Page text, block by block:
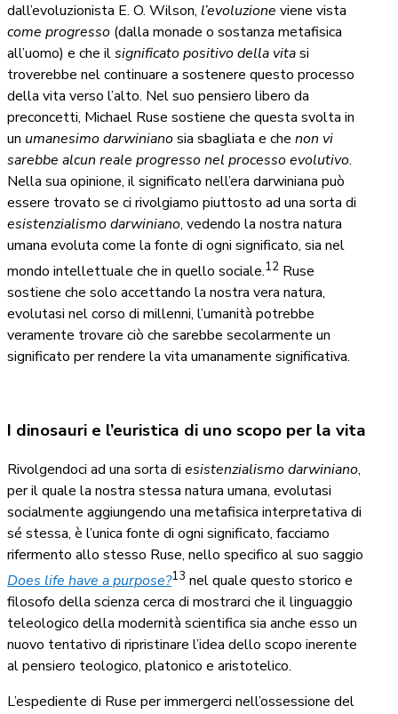
dall’evoluzionista E. O. Wilson, l’evoluzione viene vista
come progresso (dalla monade o sostanza metafisica
all’uomo) e che ilsignificato positivo della vitasi
troverebbe nel continuare a sostenere questo processo
della vita verso l’alto. Nel suo pensiero libero da
preconcetti, Michael Ruse sostiene che questa svolta in
un umanesimo darwinianosia sbagliata e che non vi
sarebbe alcun reale progresso nel processo evolutivo.
Nella sua opinione, il significato nell’era darwiniana può
essere trovato se ci rivolgiamo piuttosto ad una sorta di
esistenzialismo darwiniano, vedendo la nostra natura
umana evoluta come la fonte di ogni significato, sia nel
mondo intellettuale che in quello sociale.12 Ruse
sostiene che solo accettando la nostra vera natura,
evolutasi nel corso di millenni, l’umanità potrebbe
veramente trovare ciò che sarebbe secolarmente un
significato per rendere la vita umanamente significativa.
I dinosauri e l’euristica di uno scopo per la vita
Rivolgendoci ad una sorta di esistenzialismo darwiniano,
per il quale la nostra stessa natura umana, evolutasi
socialmente aggiungendo una metafisica interpretativa di
sé stessa, è l’unica fonte di ogni significato, facciamo
rifermento allo stesso Ruse, nello specifico al suo saggio
Does life have a purpose?13 nel quale questo storico e
filosofo della scienza cerca di mostrarci che il linguaggio
teleologico della modernità scientifica sia anche esso un
nuovo tentativo di ripristinare l’idea dello scopo inerente
al pensiero teologico, platonico e aristotelico.
L’espediente di Ruse per immergerci nell’ossessione del